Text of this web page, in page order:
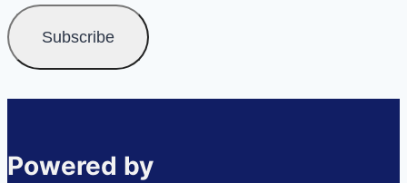
Powered by